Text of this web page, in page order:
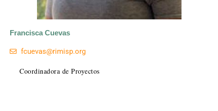
Francisca Cuevas
fcuevas@rimisp.org
Coordinadora de Proyectos